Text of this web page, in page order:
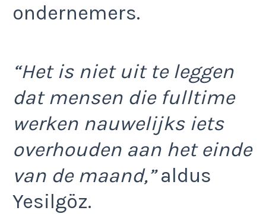
ondernemers.
“Het is niet uit te leggen
dat mensen die fulltime
werken nauwelijks iets
overhouden aan het einde
van de maand,”aldus
Yesilgöz.